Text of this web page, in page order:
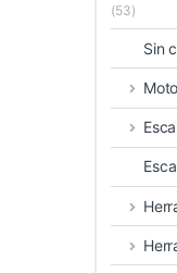
(53)
Sin